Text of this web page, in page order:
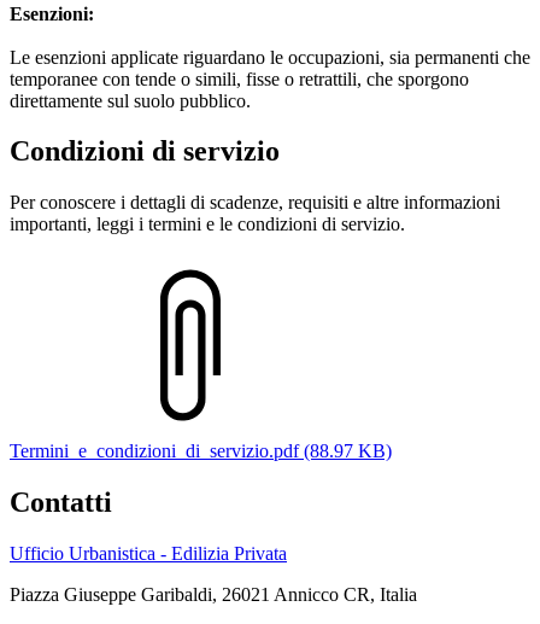
Esenzioni:
Le esenzioni applicate riguardano le occupazioni, sia permanenti che
temporanee con tende o simili, fisse o retrattili, che sporgono
direttamente sul suolo pubblico.
Condizioni di servizio
Per conoscere i dettagli di scadenze, requisiti e altre informazioni
importanti, leggi i termini e le condizioni di servizio.
Termini_e_condizioni_di_servizio.pdf (88.97 KB)
Contatti
Ufficio Urbanistica - Edilizia Privata
Piazza Giuseppe Garibaldi, 26021 Annicco CR, Italia